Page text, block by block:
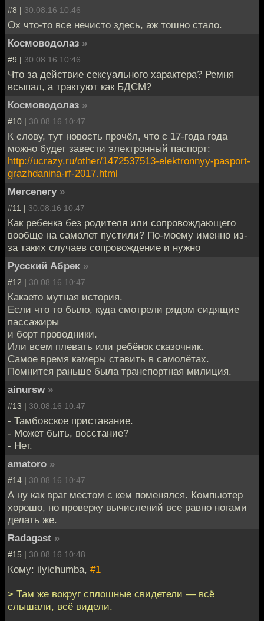
#8 | 30.08.16 10:46
Ох что-то все нечисто здесь, аж тошно стало.
Космоводолаз »
#9 | 30.08.16 10:46
Что за действие сексуального характера? Ремня
всыпал, а трактуют как БДСМ?
Космоводолаз »
#10 | 30.08.16 10:47
К слову, тут новость прочёл, что с 17-года года
можно будет завести электронный паспорт:
http://ucrazy.ru/other/1472537513-elektronnyy-pasport-
grazhdanina-rf-2017.html
Mercenery »
#11 | 30.08.16 10:47
Как ребенка без родителя или сопровождающего
вообще на самолет пустили? По-моему именно из-
за таких случаев сопровождение и нужно
Русский Абрек »
#12 | 30.08.16 10:47
Какаето мутная история.
Если что то было, куда смотрели рядом сидящие
пассажиры
и борт проводники.
Или всем плевать или ребёнок сказочник.
Самое время камеры ставить в самолётах.
Помнится раньше была транспортная милиция.
ainursw »
#13 | 30.08.16 10:47
- Тамбовское приставание.
- Может быть, восстание?
- Нет.
amatoro »
#14 | 30.08.16 10:47
А ну как враг местом с кем поменялся. Компьютер
хорошо, но проверку вычислений все равно ногами
делать же.
Radagast »
#15 | 30.08.16 10:48
Кому: ilyichumba, #1
> Там же вокруг сплошные свидетели — всё
слышали, всё видели.